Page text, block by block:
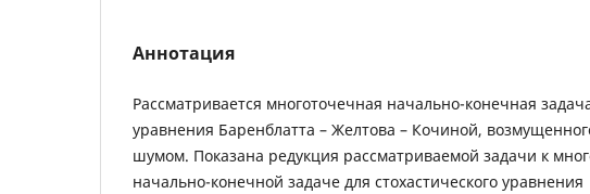
Аннотация
Рассматривается многоточечная начально-конечная
уравнения Баренблатта – Желтова – Кочиной,
шумом. Показана редукция рассматриваемой задачи к
начально-конечной задаче для стохастического уравнения